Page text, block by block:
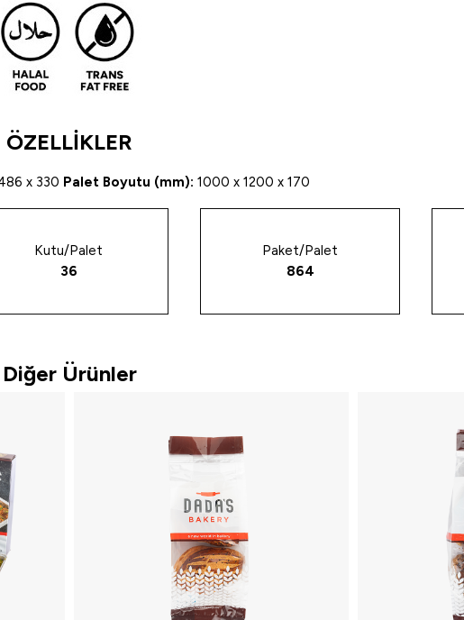
ÖZELLİKLER
x 330 Palet Boyutu (mm): 1000 x 1200 x 170
Kutu/Palet
36
Paket/Palet
864
Diğer Ürünler